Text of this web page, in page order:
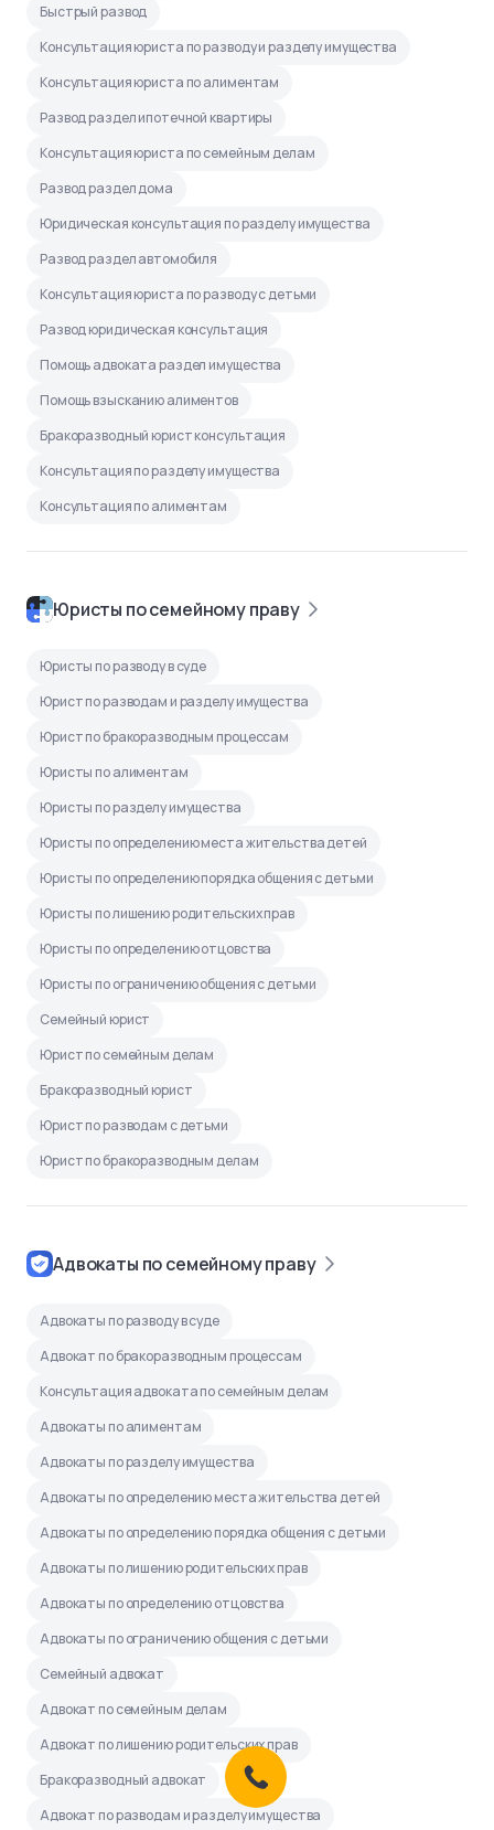
Быстрый развод
Консультация юриста по разводу и разделу имущества
Консультация юриста по алиментам
Развод раздел ипотечной квартиры
Консультация юриста по семейным делам
Развод раздел дома
Юридическая консультация по разделу имущества
Развод раздел автомобиля
Консультация юриста по разводу с детьми
Развод юридическая консультация
Помощь адвоката раздел имущества
Помощь взысканию алиментов
Бракоразводный юрист консультация
Консультация по разделу имущества
Консультация по алиментам
Юристы по семейному праву
Юристы по разводу в суде
Юрист по разводам и разделу имущества
Юрист по бракоразводным процессам
Юристы по алиментам
Юристы по разделу имущества
Юристы по определению места жительства детей
Юристы по определению порядка общения с детьми
Юристы по лишению родительских прав
Юристы по определению отцовства
Юристы по ограничению общения с детьми
Семейный юрист
Юрист по семейным делам
Бракоразводный юрист
Юрист по разводам с детьми
Юрист по бракоразводным делам
Адвокаты по семейному праву
Адвокаты по разводу в суде
Адвокат по бракоразводным процессам
Консультация адвоката по семейным делам
Адвокаты по алиментам
Адвокаты по разделу имущества
Адвокаты по определению места жительства детей
Адвокаты по определению порядка общения с детьми
Адвокаты по лишению родительских прав
Адвокаты по определению отцовства
Адвокаты по ограничению общения с детьми
Семейный адвокат
Адвокат по семейным делам
Адвокат по лишению родительских прав
Бракоразводный адвокат
Адвокат по разводам и разделу имущества